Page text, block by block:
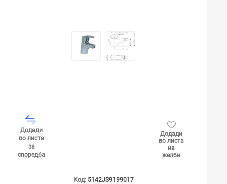
Додади
во листа
за
споредба
Додади
во листа
на
желби
Код: 5142JS9199017